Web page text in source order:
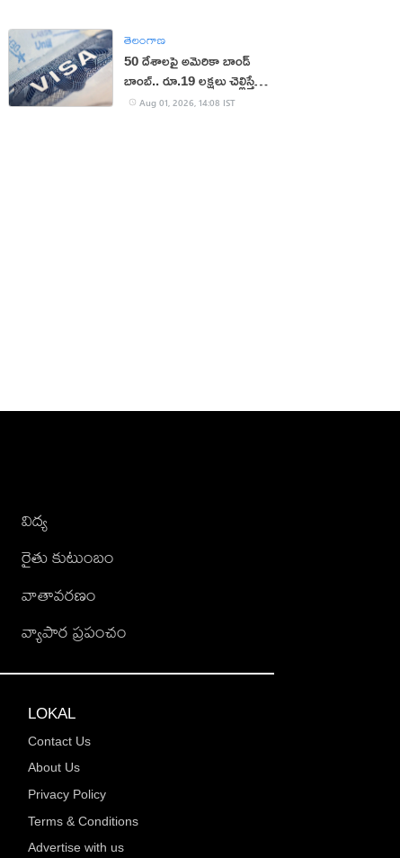
తెలంగాణ
50 దేశాలపై అమెరికా బాండ్
బాంబ్.. రూ.19 లక్షలు చెల్లిస్తేనే
వీసా!Aug 01, 2026, 14:08 IST
విద్య
రైతు కుటుంబం
వాతావరణం
వ్యాపార ప్రపంచం
LOKAL
Contact Us
About Us
Privacy Policy
Terms & Conditions
Advertise with us